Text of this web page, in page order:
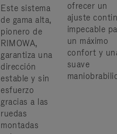
Este sistema
de gama alta,
pionero de
RIMOWA,
garantiza una
dirección
estable y sin
esfuerzo
gracias a las
ruedas
montadas
ofrecer un
ajuste
impecable
un máximo
confort y
suave